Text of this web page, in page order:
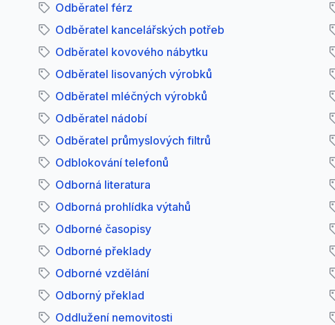
Odběratel férz
Odběratel kancelářských potřeb
Odběratel kovového nábytku
Odběratel lisovaných výrobků
Odběratel mléčných výrobků
Odběratel nádobí
Odběratel průmyslových filtrů
Odblokování telefonů
Odborná literatura
Odborná prohlídka výtahů
Odborné časopisy
Odborné překlady
Odborné vzdělání
Odborný překlad
Oddlužení nemovitosti